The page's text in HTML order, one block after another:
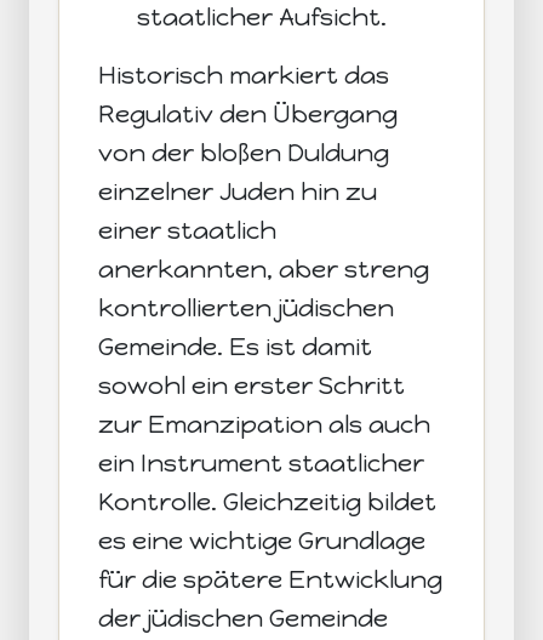
staatlicher Aufsicht.
Historisch markiert das
Regulativ den Übergang
von der bloßen Duldung
einzelner Juden hin zu
einer staatlich
anerkannten, aber streng
kontrollierten jüdischen
Gemeinde. Es ist damit
sowohl ein erster Schritt
zur Emanzipation als auch
ein Instrument staatlicher
Kontrolle. Gleichzeitig bildet
es eine wichtige Grundlage
für die spätere Entwicklung
der jüdischen Gemeinde